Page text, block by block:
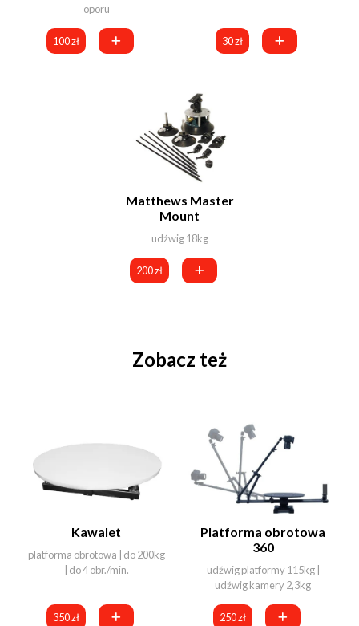
oporu
100 zł 30 zł
Matthews Master
Mount
udźwig 18kg
200 zł
Zobacz też
Kawalet
platforma obrotowa | do 200kg
| do 4 obr./min.
350 zł
Platforma obrotowa
360
udźwig platformy 115kg |
udźwig kamery 2,3kg
250 zł